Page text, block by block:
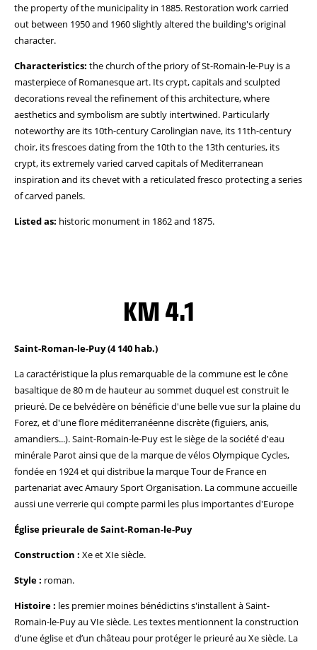
the property of the municipality in 1885. Restoration work carried
out between 1950 and 1960 slightly altered the building's original
character.
Characteristics: the church of the priory of St-Romain-le-Puy is a
masterpiece of Romanesque art. Its crypt, capitals and sculpted
decorations reveal the refinement of this architecture, where
aesthetics and symbolism are subtly intertwined. Particularly
noteworthy are its 10th-century Carolingian nave, its 11th-century
choir, its frescoes dating from the 10th to the 13th centuries, its
crypt, its extremely varied carved capitals of Mediterranean
inspiration and its chevet with a reticulated fresco protecting a series
of carved panels.
Listed as: historic monument in 1862 and 1875.
KM 4.1
Saint-Roman-le-Puy (4 140 hab.)
La caractéristique la plus remarquable de la commune est le cône
basaltique de 80 m de hauteur au sommet duquel est construit le
prieuré. De ce belvédère on bénéficie d'une belle vue sur la plaine du
Forez, et d'une flore méditerranéenne discrète (figuiers, anis,
amandiers...). Saint-Romain-le-Puy est le siège de la société d'eau
minérale Parot ainsi que de la marque de vélos Olympique Cycles,
fondée en 1924 et qui distribue la marque Tour de France en
partenariat avec Amaury Sport Organisation. La commune accueille
aussi une verrerie qui compte parmi les plus importantes d'Europe
Église prieurale de Saint-Roman-le-Puy
Construction : Xe et XIe siècle.
Style : roman.
Histoire : les premier moines bénédictins s'installent à Saint-
Romain-le-Puy au VIe siècle. Les textes mentionnent la construction
d’une église et d’un château pour protéger le prieuré au Xe siècle. La